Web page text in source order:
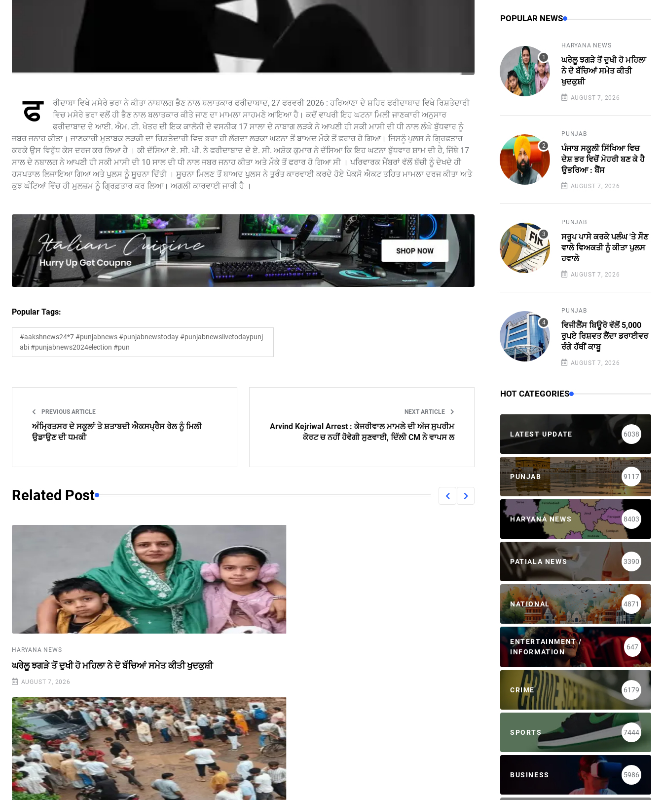
ਫ
ਰੀਦਾਬਾ ਵਿਖੇ ਮਸੇਰੇ ਭਰਾ ਨੇ ਕੀਤਾ ਨਾਬਾਲਗ ਭੈਣ ਨਾਲ ਬਲਾਤਕਾਰ ਫਰੀਦਾਬਾਦ, 27 ਫਰਵਰੀ 2026 : ਹਰਿਆਣਾ ਦੇ ਸ਼ਹਿਰ ਫਰੀਦਾਬਾਦ ਵਿਖੇ ਰਿਸ਼ਤੇਦਾਰੀ
ਵਿਚ ਮਸੇਰੇ ਭਰਾ ਵਲੋਂ ਹੀ ਭੈਣ ਨਾਲ ਬਲਾਤਕਾਰ ਕੀਤੇ ਜਾਣ ਦਾ ਮਾਮਲਾ ਸਾਹਮਣੇ ਆਇਆ ਹੈ। ਕਦੋਂ ਵਾਪਰੀ ਇਹ ਘਟਨਾ ਮਿਲੀ ਜਾਣਕਾਰੀ ਅਨੁਸਾਰ
ਫਰੀਦਾਬਾਦ ਦੇ ਆਈ. ਐਮ. ਟੀ. ਖੇਤਰ ਦੀ ਇਕ ਕਾਲੋਨੀ ਦੇ ਵਸਨੀਕ 17 ਸਾਲਾ ਦੇ ਨਾਬਾਗ ਲੜਕੇ ਨੇ ਆਪਣੀ ਹੀ ਸਕੀ ਮਾਸੀ ਦੀ ਧੀ ਨਾਲ ਲੰਘੇ ਬੁੱਧਵਾਰ ਨੂੰ
ਜਬਰ ਜਨਾਹ ਕੀਤਾ। ਜਾਣਕਾਰੀ ਮੁਤਾਬਕ ਲੜਕੀ ਦਾ ਰਿਸ਼ਤੇਦਾਰੀ ਵਿਚ ਭਰਾ ਹੀ ਲੱਗਦਾ ਲੜਕਾ ਘਟਨਾ ਤੋਂ ਬਾਅਦ ਮੌਕੇ ਤੋਂ ਫਰਾਰ ਹੋ ਗਿਆ। ਜਿਸਨੂੰ ਪੁਲਸ ਨੇ ਗ੍ਰਿਫਤਾਰ
ਕਰਕੇ ਉਸ ਵਿਰੁੱਧ ਕੇਸ ਦਰਜ ਕਰ ਲਿਆ ਹੈ । ਕੀ ਦੱਸਿਆ ਏ. ਸੀ. ਪੀ. ਨੇ ਫਰੀਦਾਬਾਦ ਦੇ ਏ. ਸੀ. ਅਸ਼ੋਕ ਕੁਮਾਰ ਨੇ ਦੱਸਿਆ ਕਿ ਇਹ ਘਟਨਾ ਬੁੱਧਵਾਰ ਸ਼ਾਮ ਦੀ ਹੈ, ਜਿੱਥੇ 17
ਸਾਲ ਦੇ ਨਬਾਲਗ ਨੇ ਆਪਣੀ ਹੀ ਸਕੀ ਮਾਸੀ ਦੀ 10 ਸਾਲ ਦੀ ਧੀ ਨਾਲ ਜਬਰ ਜਨਾਹ ਕੀਤਾ ਅਤੇ ਮੌਕੇ ਤੋਂ ਫਰਾਰ ਹੋ ਗਿਆ ਸੀ । ਪਰਿਵਾਰਕ ਮੈਂਬਰਾਂ ਵੱਲੋਂ ਬੱਚੀ ਨੂੰ ਦੇਖਦੇ ਹੀ
ਹਸਪਤਾਲ ਲਿਜਾਇਆ ਗਿਆ ਅਤੇ ਪੁਲਸ ਨੂੰ ਸੂਚਨਾ ਦਿੱਤੀ । ਸੂਚਨਾ ਮਿਲਣ ਤੋਂ ਬਾਅਦ ਪੁਲਸ ਨੇ ਤੁਰੰਤ ਕਾਰਵਾਈ ਕਰਦੇ ਹੋਏ ਪੋਕਸੋ ਐਕਟ ਤਹਿਤ ਮਾਮਲਾ ਦਰਜ ਕੀਤਾ ਅਤੇ
ਕੁਝ ਘੰਟਿਆਂ ਵਿੱਚ ਹੀ ਮੁਲਜ਼ਮ ਨੂੰ ਗ੍ਰਿਫ਼ਤਾਰ ਕਰ ਲਿਆ। ਅਗਲੀ ਕਾਰਵਾਈ ਜਾਰੀ ਹੈ ।
Popular Tags:
#aakshnews24*7 #punjabnews #punjabnewstoday #punjabnewslivetodaypunj
abi #punjabnews2024election #pun
PREVIOUS ARTICLE
ਅੰਮ੍ਰਿਤਸਰ ਦੇ ਸਕੂਲਾਂ ਤੇ ਸ਼ਤਾਬਦੀ ਐਕਸਪ੍ਰੈਸ ਰੇਲ ਨੂੰ ਮਿਲੀ
ਉਡਾਉਣ ਦੀ ਧਮਕੀ
NEXT ARTICLE
Arvind Kejriwal Arrest : ਕੇਜਰੀਵਾਲ ਮਾਮਲੇ ਦੀ ਅੱਜ ਸੁਪਰੀਮ
ਕੋਰਟ ਚ ਨਹੀਂ ਹੋਵੇਗੀ ਸੁਣਵਾਈ, ਦਿੱਲੀ CM ਨੇ ਵਾਪਸ ਲ
Related Post
HARYANA NEWS
ਘਰੇਲੂ ਝਗੜੇ ਤੋਂ ਦੁਖੀ ਹੋ ਮਹਿਲਾ ਨੇ ਦੋ ਬੱਚਿਆਂ ਸਮੇਤ ਕੀਤੀ ਖੁਦਕੁਸ਼ੀ
AUGUST 7, 2026
POPULAR NEWS
HARYANA NEWS
ਘਰੇਲੂ ਝਗੜੇ ਤੋਂ ਦੁਖੀ ਹੋ ਮਹਿਲਾ
ਨੇ ਦੋ ਬੱਚਿਆਂ ਸਮੇਤ ਕੀਤੀ
ਖੁਦਕੁਸ਼ੀ
AUGUST 7, 2026
PUNJAB
ਪੰਜਾਬ ਸਕੂਲੀ ਸਿੱਖਿਆ ਵਿਚ
ਦੇਸ਼ ਭਰ ਵਿਚੋਂ ਮੋਹਰੀ ਬਣ ਕੇ ਹੈ
ਉਭਰਿਆ : ਬੈਂਸ
AUGUST 7, 2026
PUNJAB
ਸਰੂਪ ਪਾਸੇ ਕਰਕੇ ਪਲੰਘ 'ਤੇ ਸੌਣ
ਵਾਲੇ ਵਿਅਕਤੀ ਨੂੰ ਕੀਤਾ ਪੁਲਸ
ਹਵਾਲੇ
AUGUST 7, 2026
PUNJAB
ਵਿਜੀਲੈਂਸ ਬਿਊਰੋ ਵੱਲੋਂ 5,000
ਰੁਪਏ ਰਿਸ਼ਵਤ ਲੈਂਦਾ ਡਰਾਈਵਰ
ਰੰਗੇ ਹੱਥੀਂ ਕਾਬੂ
AUGUST 7, 2026
HOT CATEGORIES
LATEST UPDATE 6038
PUNJAB 9117
HARYANA NEWS 8403
PATIALA NEWS 3390
NATIONAL 4871
ENTERTAINMENT /
INFORMATION
647
CRIME 6179
SPORTS 7444
BUSINESS 5986